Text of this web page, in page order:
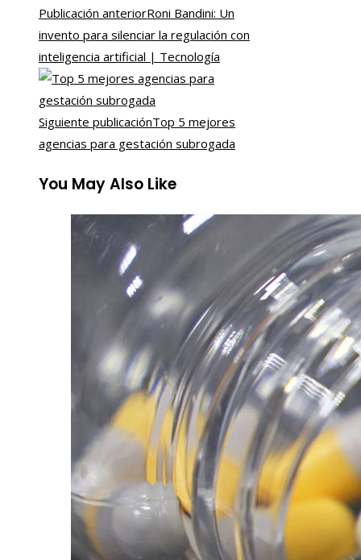
Publicación anteriorRoni Bandini: Un
invento para silenciar la regulación con
inteligencia artificial | Tecnología
Siguiente publicaciónTop 5 mejores
agencias para gestación subrogada
You May Also Like